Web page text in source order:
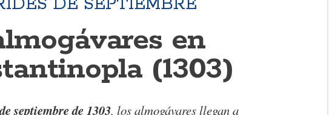
DE SEPTIEMBRE
en
(1303)
septiembre de 1303, los almogávares llegan a